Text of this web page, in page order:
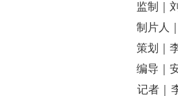
监制｜刘
制片人｜
策划｜
编导｜安
记者｜李